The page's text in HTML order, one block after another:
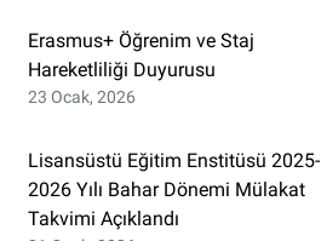
Erasmus+ Öğrenim ve Staj
Hareketliliği Duyurusu
23 Ocak, 2026
Lisansüstü Eğitim Enstitüsü 2025-
2026 Yılı Bahar Dönemi Mülakat
Takvimi Açıklandı